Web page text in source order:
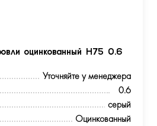
оцинкованный Н75 0.6
Уточняйте у менеджера
0.6
серый
Оцинкованный